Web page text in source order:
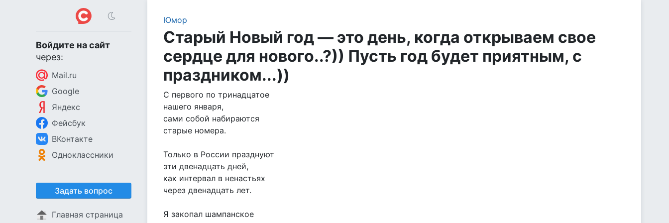
Войдите на сайт
через:
Mail.ru
Google
Яндекс
Фейсбук
ВКонтакте
Одноклассники
Задать вопрос
Главная страница
Юмор
Старый Новый год — это день, когда открываем свое
сердце для нового..?)) Пусть год будет приятным, с
праздником...))
С первого по тринадцатое
нашего января,
сами собой набираются
старые номера.
Только в России празднуют
эти двенадцать дней,
как интервал в ненастьях
через двенадцать лет.
Я закопал шампанское